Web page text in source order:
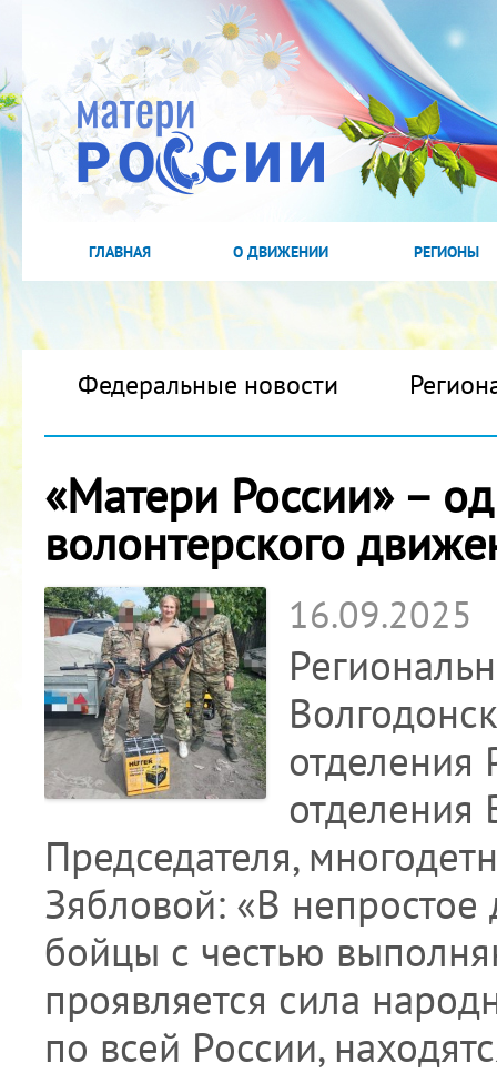
ГЛАВНАЯ О ДВИЖЕНИИ РЕГИОНЫ
Федеральные новости
«Матери России» –
волонтерского
16.09.2025
отделения
отделения
Председателя,
Зябловой: «В
бойцы с честью
проявляется сила
по всей России,